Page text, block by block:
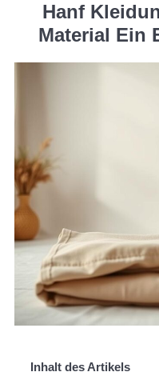
Hanf
Material Ein
Inhalt des Artikels